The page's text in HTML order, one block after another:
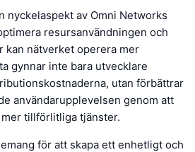
nyckelaspekt av Omni Networks
resursanvändningen och
kan nätverket operera mer
gynnar inte bara utvecklare
utan förbättrar
användarupplevelsen genom att
tillförlitliga tjänster.
för att skapa ett enhetligt och